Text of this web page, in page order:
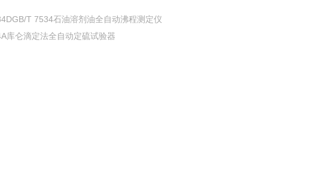
T 7534石油溶剂油全自动沸程测定仪
库仑滴定法全自动定硫试验器